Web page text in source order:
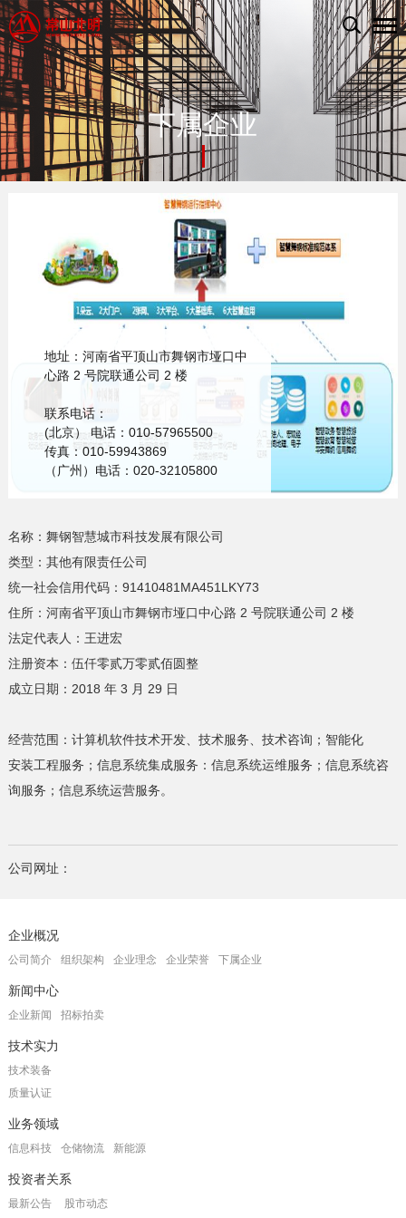
下属企业
地址：河南省平顶山市舞钢市垭口中
心路 2 号院联通公司 2 楼
联系电话：
(北京） 电话：010-57965500
传真：010-59943869
（广州）电话：020-32105800
名称：舞钢智慧城市科技发展有限公司
类型：其他有限责任公司
统一社会信用代码：91410481MA451LKY73
住所：河南省平顶山市舞钢市垭口中心路 2 号院联通公司 2 楼
法定代表人：王进宏
注册资本：伍仟零贰万零贰佰圆整
成立日期：2018 年 3 月 29 日
经营范围：计算机软件技术开发、技术服务、技术咨询；智能化
安装工程服务；信息系统集成服务：信息系统运维服务；信息系统咨
询服务；信息系统运营服务。
公司网址：
企业概况
公司简介 组织架构 企业理念 企业荣誉 下属企业
新闻中心
企业新闻 招标拍卖
技术实力
技术装备
质量认证
业务领域
信息科技 仓储物流 新能源
投资者关系
最新公告 股市动态